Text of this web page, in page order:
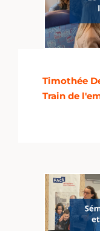
Timothée
Train de